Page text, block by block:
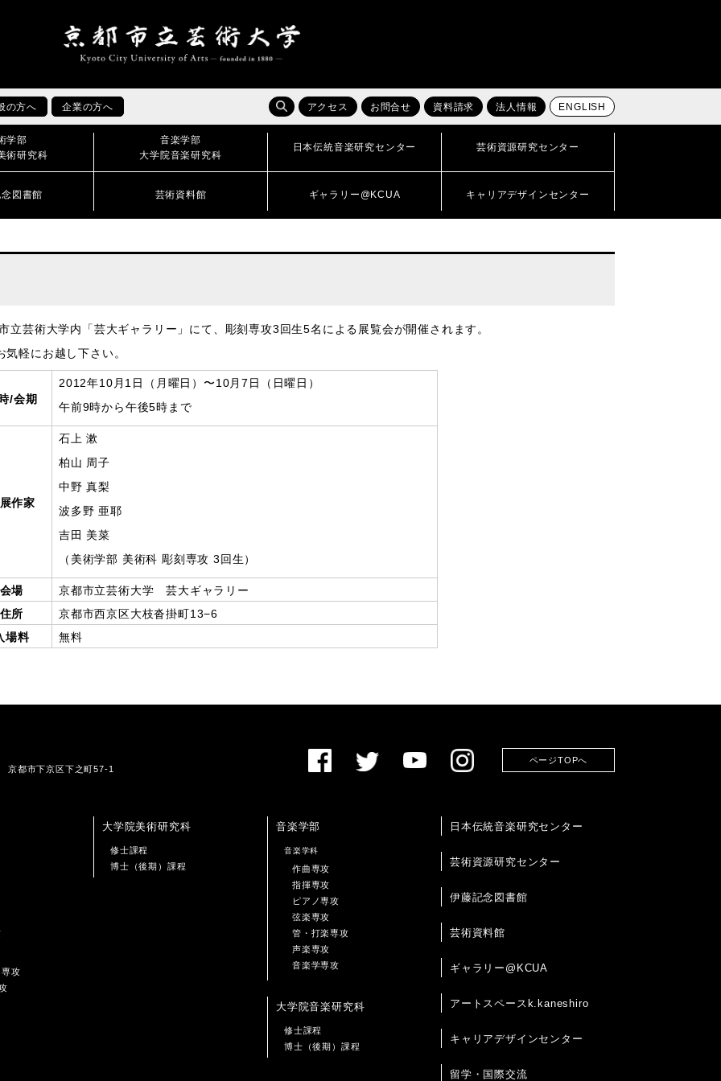
の方へ 企業の方へ アクセス お問合せ 資料請求 法人情報 ENGLISH
学部
術研究科
音楽学部
大学院音楽研究科
日本伝統音楽研究センター 芸術資源研究センター
図書館 芸術資料館 ギャラリー@KCUA キャリアデザインセンター
立芸術大学内「芸大ギャラリー」にて、彫刻専攻3回生5名による展覧会が開催されます。
気軽にお越し下さい。
/会期
2012年10月1日（月曜日）〜10月7日（日曜日）
午前9時から午後5時まで
作家
石上 漱
柏山 周子
中野 真梨
波多野 亜耶
吉田 美菜
（美術学部 美術科 彫刻専攻 3回生）
会場
京都市立芸術大学 芸大ギャラリー
住所
京都市西京区大枝沓掛町13−6
場料
無料
都市下京区下之町57-1
ページTOPへ
攻
大学院美術研究科
修士課程
博士（後期）課程
音楽学部
音楽学科
作曲専攻
指揮専攻
ピアノ専攻
弦楽専攻
管・打楽専攻
声楽専攻
音楽学専攻
大学院音楽研究科
修士課程
博士（後期）課程
日本伝統音楽研究センター
芸術資源研究センター
伊藤記念図書館
芸術資料館
ギャラリー@KCUA
アートスペースk.kaneshiro
キャリアデザインセンター
留学・国際交流